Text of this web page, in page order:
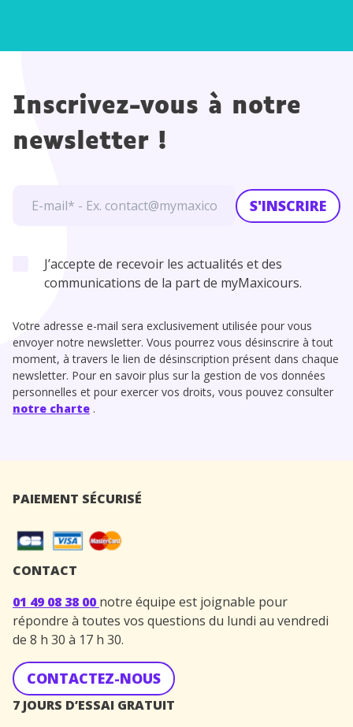
Inscrivez-vous à notre
newsletter !
S'INSCRIRE
J’accepte de recevoir les actualités et des
communications de la part de myMaxicours.
Votre adresse e-mail sera exclusivement utilisée pour vous
envoyer notre newsletter. Vous pourrez vous désinscrire à tout
moment, à travers le lien de désinscription présent dans chaque
newsletter. Pour en savoir plus sur la gestion de vos données
personnelles et pour exercer vos droits, vous pouvez consulter
notre charte .
PAIEMENT SÉCURISÉ
CONTACT
01 49 08 38 00 notre équipe est joignable pour
répondre à toutes vos questions du lundi au vendredi
de 8 h 30 à 17 h 30.
CONTACTEZ-NOUS
7 JOURS D’ESSAI GRATUIT